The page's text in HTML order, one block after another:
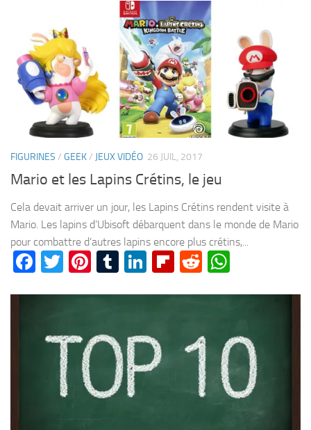
FIGURINES / GEEK/ JEUX VIDÉO 26 JUIL, 2017
Mario et les Lapins Crétins, le jeu
Cela devait arriver un jour, les Lapins Crétins rendent visite à
Mario. Les lapins d’Ubisoft débarquent dans le monde de Mario
pour combattre d’autres lapins encore plus crétins,...
Facebook
Twitter
Pinterest
Tumblr
LinkedIn
Flipboard
Reddit